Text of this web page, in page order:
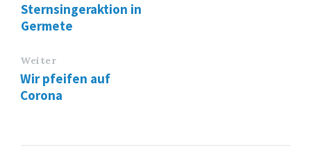
Sternsingeraktion in
Germete
Weiter
Wir pfeifen auf
Corona